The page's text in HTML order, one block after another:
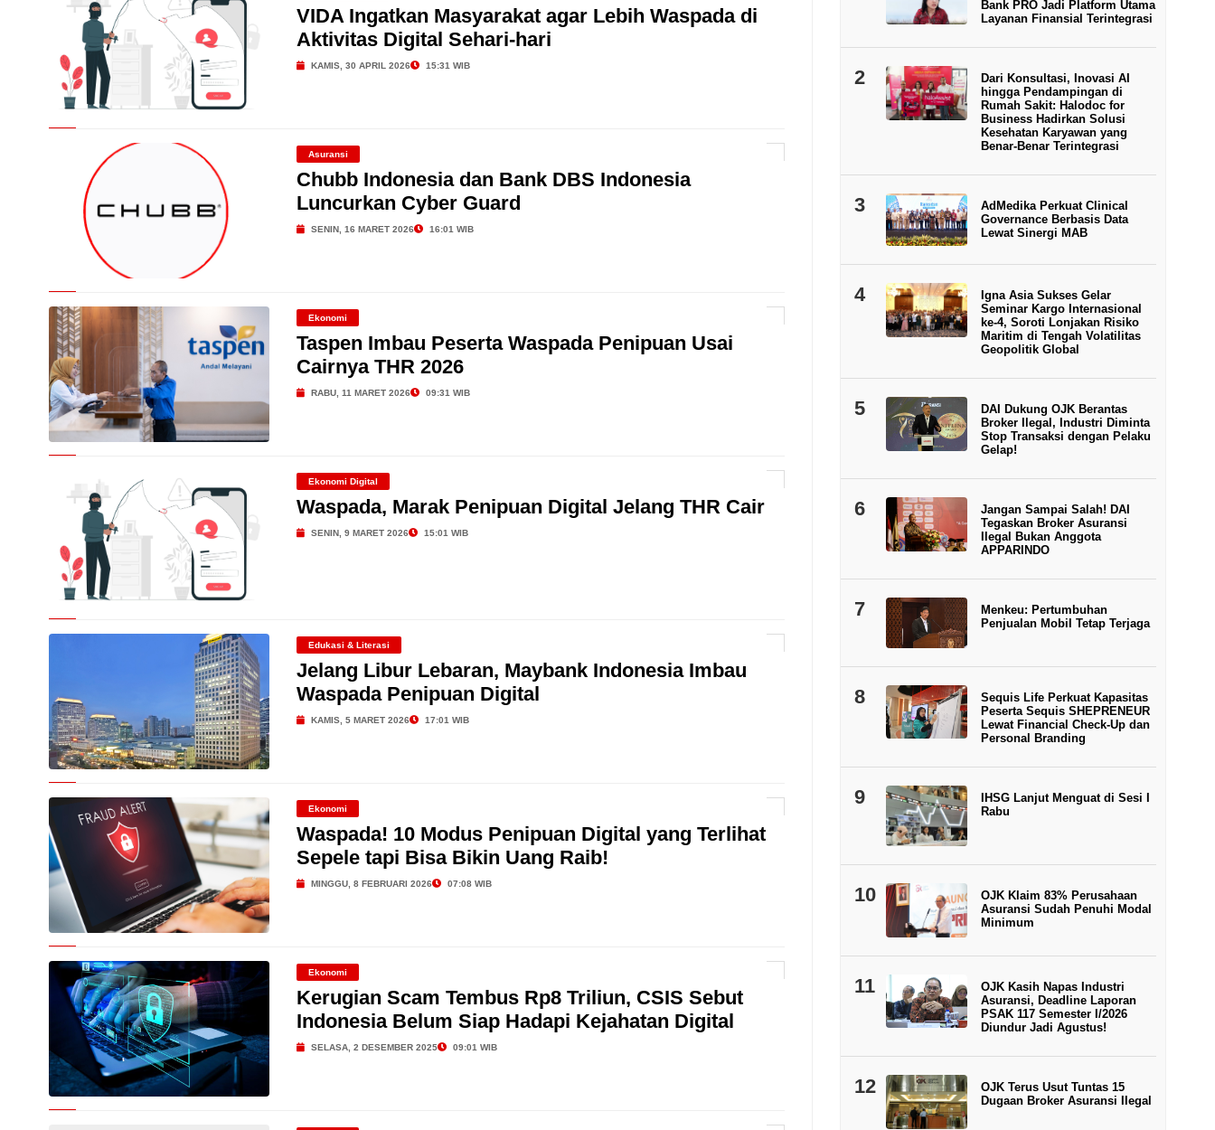
VIDA Ingatkan Masyarakat agar Lebih Waspada di
Aktivitas Digital Sehari-hari
KAMIS, 30 APRIL 2026 15:31 WIB
Asuransi
Chubb Indonesia dan Bank DBS Indonesia
Luncurkan Cyber Guard
SENIN, 16 MARET 2026 16:01 WIB
Ekonomi
Taspen Imbau Peserta Waspada Penipuan Usai
Cairnya THR 2026
RABU, 11 MARET 2026 09:31 WIB
Ekonomi Digital
Waspada, Marak Penipuan Digital Jelang THR Cair
SENIN, 9 MARET 2026 15:01 WIB
Edukasi & Literasi
Jelang Libur Lebaran, Maybank Indonesia Imbau
Waspada Penipuan Digital
KAMIS, 5 MARET 2026 17:01 WIB
Ekonomi
Waspada! 10 Modus Penipuan Digital yang Terlihat
Sepele tapi Bisa Bikin Uang Raib!
MINGGU, 8 FEBRUARI 2026 07:08 WIB
Ekonomi
Kerugian Scam Tembus Rp8 Triliun, CSIS Sebut
Indonesia Belum Siap Hadapi Kejahatan Digital
SELASA, 2 DESEMBER 2025 09:01 WIB
Bank PRO Jadi Platform Utama
Layanan Finansial Terintegrasi
2
Dari Konsultasi, Inovasi AI
hingga Pendampingan di
Rumah Sakit: Halodoc for
Business Hadirkan Solusi
Kesehatan Karyawan yang
Benar-Benar Terintegrasi
3
AdMedika Perkuat Clinical
Governance Berbasis Data
Lewat Sinergi MAB
4
Igna Asia Sukses Gelar
Seminar Kargo Internasional
ke-4, Soroti Lonjakan Risiko
Maritim di Tengah Volatilitas
Geopolitik Global
5
DAI Dukung OJK Berantas
Broker Ilegal, Industri Diminta
Stop Transaksi dengan Pelaku
Gelap!
6
Jangan Sampai Salah! DAI
Tegaskan Broker Asuransi
Ilegal Bukan Anggota
APPARINDO
7
Menkeu: Pertumbuhan
Penjualan Mobil Tetap Terjaga
8
Sequis Life Perkuat Kapasitas
Peserta Sequis SHEPRENEUR
Lewat Financial Check-Up dan
Personal Branding
9
IHSG Lanjut Menguat di Sesi I
Rabu
10
OJK Klaim 83% Perusahaan
Asuransi Sudah Penuhi Modal
Minimum
11
OJK Kasih Napas Industri
Asuransi, Deadline Laporan
PSAK 117 Semester I/2026
Diundur Jadi Agustus!
12
OJK Terus Usut Tuntas 15
Dugaan Broker Asuransi Ilegal